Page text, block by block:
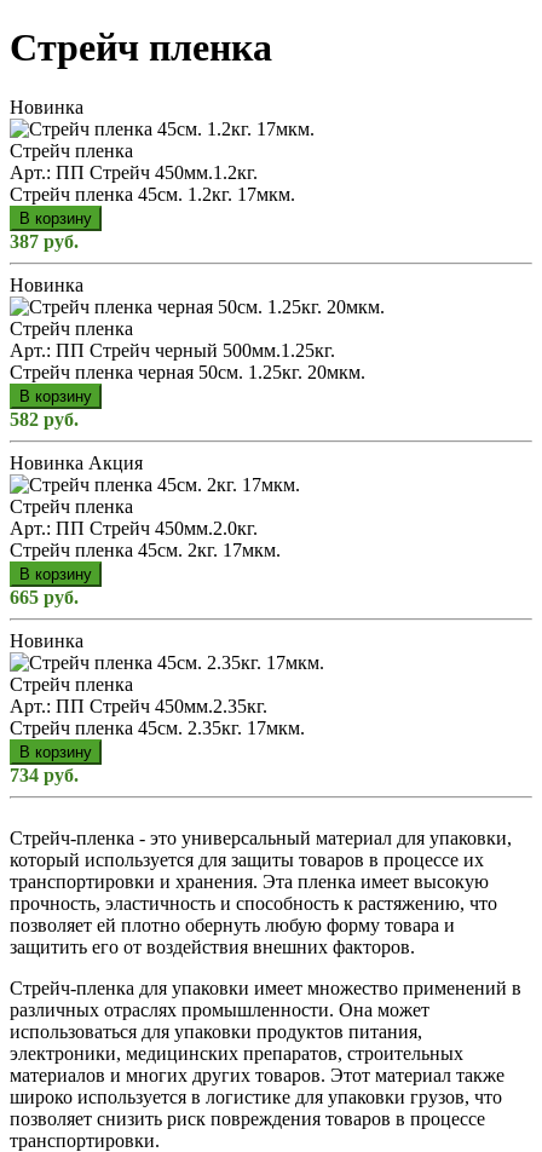
Стрейч пленка
Новинка
Стрейч пленка
Арт.: ПП Стрейч 450мм.1.2кг.
Стрейч пленка 45см. 1.2кг. 17мкм.
В корзину
387 руб.
Новинка
Стрейч пленка
Арт.: ПП Стрейч черный 500мм.1.25кг.
Стрейч пленка черная 50см. 1.25кг. 20мкм.
В корзину
582 руб.
Новинка Акция
Стрейч пленка
Арт.: ПП Стрейч 450мм.2.0кг.
Стрейч пленка 45см. 2кг. 17мкм.
В корзину
665 руб.
Новинка
Стрейч пленка
Арт.: ПП Стрейч 450мм.2.35кг.
Стрейч пленка 45см. 2.35кг. 17мкм.
В корзину
734 руб.
Стрейч-пленка - это универсальный материал для упаковки,
который используется для защиты товаров в процессе их
транспортировки и хранения. Эта пленка имеет высокую
прочность, эластичность и способность к растяжению, что
позволяет ей плотно обернуть любую форму товара и
защитить его от воздействия внешних факторов.
Стрейч-пленка для упаковки имеет множество применений в
различных отраслях промышленности. Она может
использоваться для упаковки продуктов питания,
электроники, медицинских препаратов, строительных
материалов и многих других товаров. Этот материал также
широко используется в логистике для упаковки грузов, что
позволяет снизить риск повреждения товаров в процессе
транспортировки.